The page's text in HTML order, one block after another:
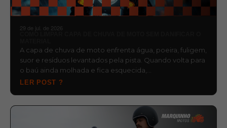
29 de jul. de 2026
A capa de chuva de moto enfrenta água, poeira, fuligem,
suor e resíduos levantados pela pista. Quando volta para
o baú ainda molhada e fica esquecida,…
LER POST ?